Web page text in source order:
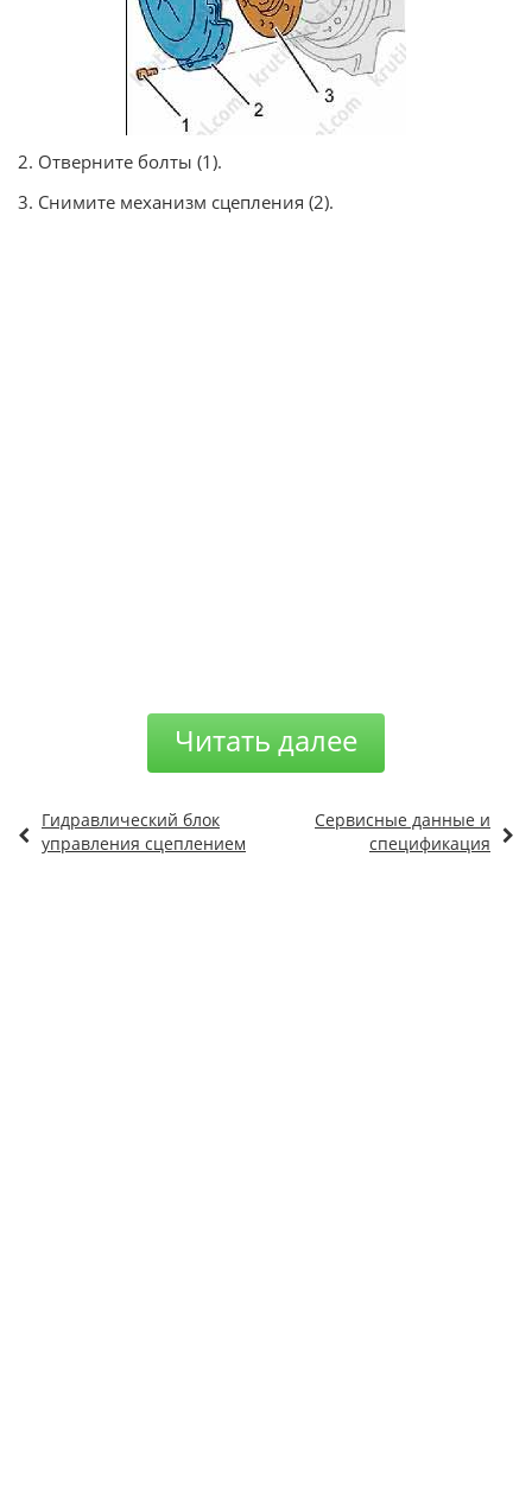
2. Отверните болты (1).
3. Снимите механизм сцепления (2).
Читать далее
Гидравлический блок
управления сцеплением
Сервисные данные и
спецификация